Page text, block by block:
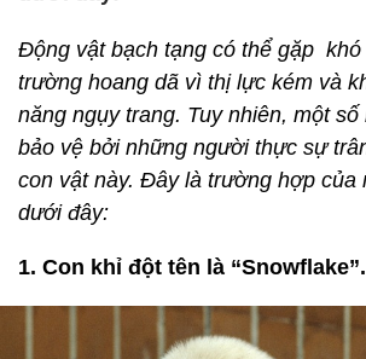
Động vật bạch tạng có thể gặp khó
trường hoang dã vì thị lực kém và
năng ngụy trang. Tuy nhiên, một
bảo vệ bởi những người thực sự
con vật này. Đây là trường hợp của
dưới đây:
1. Con khỉ đột tên là “Snowflake”.